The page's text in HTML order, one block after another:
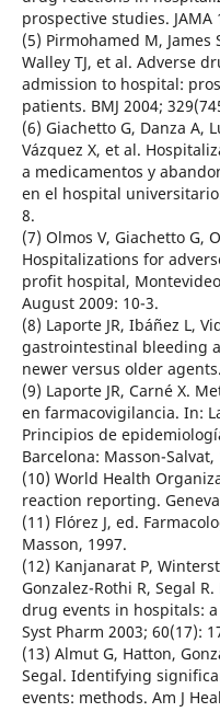
prospective studies. JAMA
(5) Pirmohamed M, James
Walley TJ, et al. Adverse
admission to hospital:
patients. BMJ 2004;
(6) Giachetto G, Danza A,
Vázquez X, et al.
a medicamentos y
en el hospital
8.
(7) Olmos V, Giachetto G,
Hospitalizations for
profit hospital,
August 2009: 10-3.
(8) Laporte JR, Ibáñez L,
gastrointestinal bleeding
newer versus older
(9) Laporte JR, Carné X.
en farmacovigilancia. In:
Principios de
Barcelona: Masson-Salvat,
(10) World Health
reaction reporting.
(11) Flórez J, ed.
Masson, 1997.
(12) Kanjanarat P,
Gonzalez-Rothi R, Segal
drug events in hospitals:
Syst Pharm 2003; 60(17):
(13) Almut G, Hatton,
Segal. Identifying
events: methods. Am J